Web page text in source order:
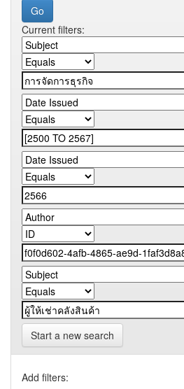
Current filters:
Start a new search
Add filters: